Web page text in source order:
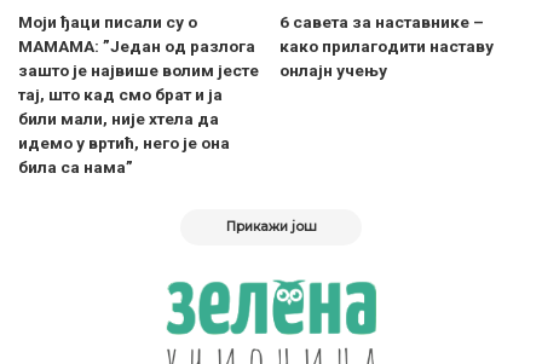
Mоји ђаци писали су о
МАМАМА: ”Један од разлога
зашто је највише волим јесте
тај, што кад смо брат и ја
били мали, није хтела да
идемо у вртић, него је она
била са нама”
6 савета за наставнике –
како прилагодити наставу
онлајн учењу
Прикажи још